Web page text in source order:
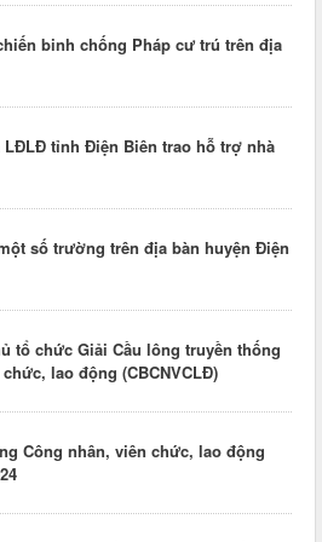
binh chống Pháp cư trú trên địa
tỉnh Điện Biên trao hỗ trợ nhà
số trường trên địa bàn huyện Điện
tổ chức Giải Cầu lông truyền thống
lao động (CBCNVCLĐ)
Công nhân, viên chức, lao động